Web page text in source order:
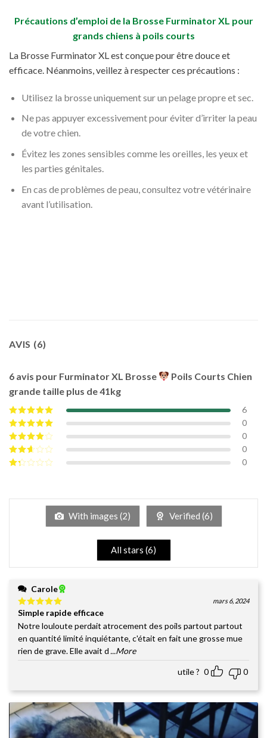
Précautions d’emploi de la Brosse Furminator XL pour
grands chiens à poils courts
La Brosse Furminator XL est conçue pour être douce et
efficace. Néanmoins, veillez à respecter ces précautions :
Utilisez la brosse uniquement sur un pelage propre et sec.
Ne pas appuyer excessivement pour éviter d’irriter la peau
de votre chien.
Évitez les zones sensibles comme les oreilles, les yeux et
les parties génitales.
En cas de problèmes de peau, consultez votre vétérinaire
avant l’utilisation.
AVIS (6)
6 avis pour Furminator XL Brosse
Poils Courts Chien
grande taille plus de 41kg
Note5sur 5
6
Note4sur
5
0
Note3
sur 5
0
Note
0
5
0
With images (2) Verified (6)
All stars (6)
Carole
Note5 sur
5
mars 6, 2024
Simple rapide efficace
Notre louloute perdait atrocement des poils partout partout
en quantité limité inquiétante, c'était en fait une grosse mue
rien de grave. Elle avait d ...More
utile ? 0 0